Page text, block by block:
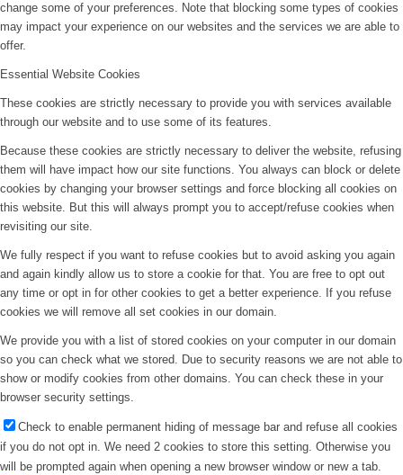
change some of your preferences. Note that blocking some types of cookies
may impact your experience on our websites and the services we are able to
offer.
Essential Website Cookies
These cookies are strictly necessary to provide you with services available
through our website and to use some of its features.
Because these cookies are strictly necessary to deliver the website, refusing
them will have impact how our site functions. You always can block or delete
cookies by changing your browser settings and force blocking all cookies on
this website. But this will always prompt you to accept/refuse cookies when
revisiting our site.
We fully respect if you want to refuse cookies but to avoid asking you again
and again kindly allow us to store a cookie for that. You are free to opt out
any time or opt in for other cookies to get a better experience. If you refuse
cookies we will remove all set cookies in our domain.
We provide you with a list of stored cookies on your computer in our domain
so you can check what we stored. Due to security reasons we are not able to
show or modify cookies from other domains. You can check these in your
browser security settings.
Check to enable permanent hiding of message bar and refuse all cookies
if you do not opt in. We need 2 cookies to store this setting. Otherwise you
will be prompted again when opening a new browser window or new a tab.